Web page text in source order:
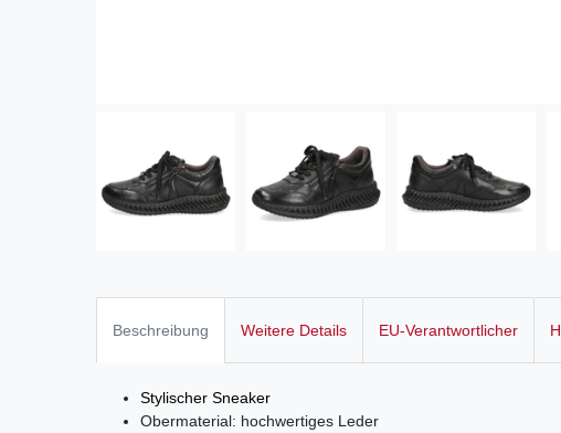
Beschreibung Weitere Details EU-Verantwortlicher
Stylischer Sneaker
Obermaterial: hochwertiges Leder